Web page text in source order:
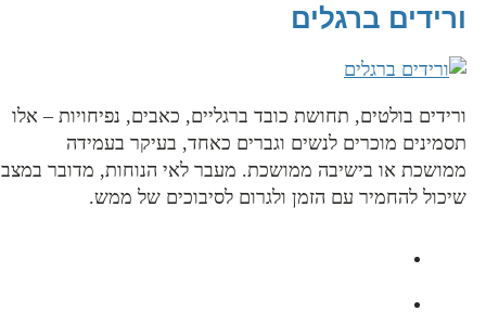
ברגלים
בולטים, תחושת כובד ברגליים, כאבים, נפיחויות – אלו
מוכרים לנשים וגברים כאחד, בעיקר בעמידה
או בישיבה ממושכת. מעבר לאי הנוחות, מדובר במצב
להחמיר עם הזמן ולגרום לסיבוכים של ממש.
דף הבית
מדרסים